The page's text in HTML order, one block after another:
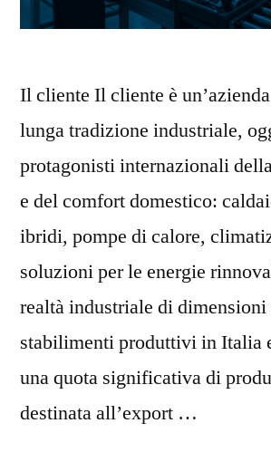
Il cliente Il cliente è
lunga tradizione industriale,
protagonisti internazionali
e del comfort domestico:
ibridi, pompe di calore,
soluzioni per le energie
realtà industriale di
stabilimenti produttivi in Italia
una quota significativa di
destinata all’export …